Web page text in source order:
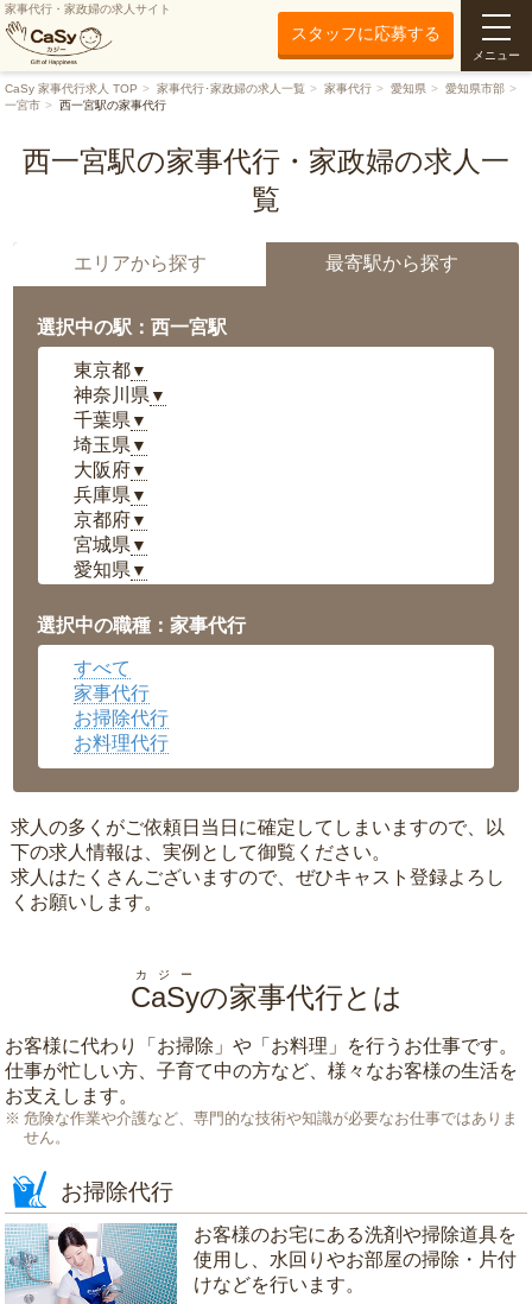
家事代行・家政婦の求人サイト
スタッフに応募する
メニュー
CaSy 家事代行求人 TOP 家事代行･家政婦の求人一覧 家事代行 愛知県
愛知県市部
一宮市
西一宮駅の家事代行
西一宮駅の家事代行・家政婦の求人一
覧
エリアから探す 最寄駅から探す
選択中の駅：西一宮駅
東京都▼
神奈川県 ▼
千葉県 ▼
埼玉県 ▼
大阪府▼
兵庫県 ▼
京都府▼
宮城県 ▼
愛知県 ▼
岡山県▼
広島県▼
沖縄県
選択中の職種：家事代行
すべて
家事代行
お掃除代行
お料理代行
求人の多くがご依頼日当日に確定してしまいますので、以
下の求人情報は、実例として御覧ください。
求人はたくさんございますので、ぜひキャスト登録よろし
くお願いします。
CaSy
カジー
の家事代行とは
お客様に代わり「 お掃除 」や「 お料理 」を行うお仕事です。
仕事が忙しい方、子育て中の方など、様々なお客様の生活を
お支えします。
危険な作業や介護など、専門的な技術や知識が必要なお仕事ではありま
せん。
お掃除代行
お客様のお宅にある洗剤や掃除道具を
使用し、水回りやお部屋の掃除・片付
けなどを行います。